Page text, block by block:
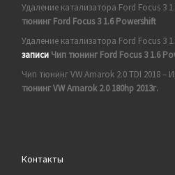
Удаление катализатора Ford Focus 3
тюнинг Ford Focus 3 1.6 Powershift
Удаление катализатора Ford Focus 3
записи Чип тюнинг Ford Focus 3 1.6
Чип тюнинг VW Amarok 2.0 TDI 2018 –
тюнинг VW Amarok 2.0 180hp 2013г.
Контакты